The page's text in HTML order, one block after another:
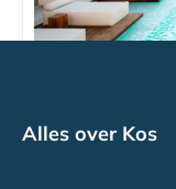
Alles over Kos